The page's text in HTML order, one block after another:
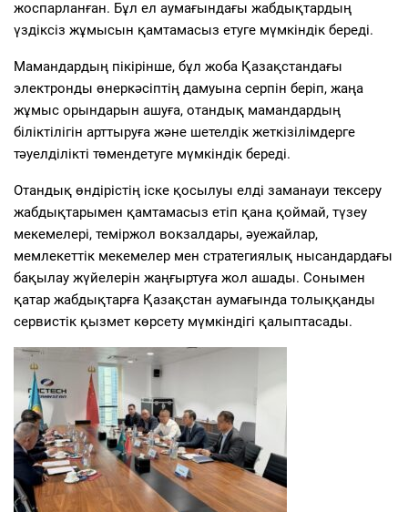
жоспарланған. Бұл ел аумағындағы жабдықтардың
үздіксіз жұмысын қамтамасыз етуге мүмкіндік береді.
Мамандардың пікірінше, бұл жоба Қазақстандағы
электронды өнеркәсіптің дамуына серпін беріп, жаңа
жұмыс орындарын ашуға, отандық мамандардың
біліктілігін арттыруға және шетелдік жеткізілімдерге
тәуелділікті төмендетуге мүмкіндік береді.
Отандық өндірістің іске қосылуы елді заманауи тексеру
жабдықтарымен қамтамасыз етіп қана қоймай, түзеу
мекемелері, теміржол вокзалдары, әуежайлар,
мемлекеттік мекемелер мен стратегиялық нысандардағы
бақылау жүйелерін жаңғыртуға жол ашады. Сонымен
қатар жабдықтарға Қазақстан аумағында толыққанды
сервистік қызмет көрсету мүмкіндігі қалыптасады.